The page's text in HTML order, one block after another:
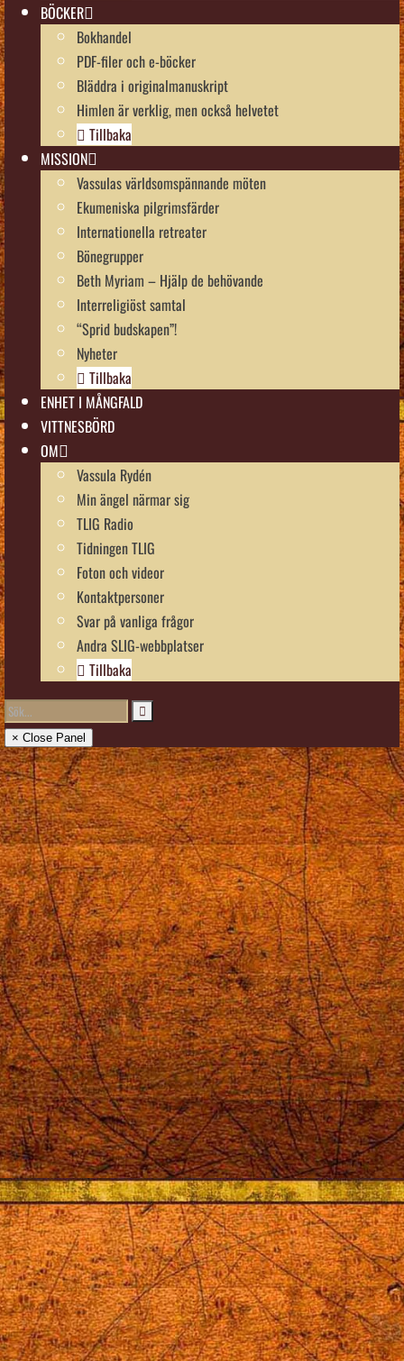
BÖCKER
Bokhandel
PDF-filer och e-böcker
Bläddra i originalmanuskript
Himlen är verklig, men också helvetet
Tillbaka
MISSION
Vassulas världsomspännande möten
Ekumeniska pilgrimsfärder
Internationella retreater
Bönegrupper
Beth Myriam – Hjälp de behövande
Interreligiöst samtal
“Sprid budskapen”!
Nyheter
Tillbaka
ENHET I MÅNGFALD
VITTNESBÖRD
OM
Vassula Rydén
Min ängel närmar sig
TLIG Radio
Tidningen TLIG
Foton och videor
Kontaktpersoner
Svar på vanliga frågor
Andra SLIG-webbplatser
Tillbaka
× Close Panel